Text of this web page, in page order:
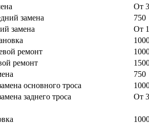
От
замена
750
замена
От
ремонт
ремонт
750
основного троса
заднего троса
От